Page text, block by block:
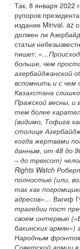
Так, 8 января 2022
рупоров
издание Minval. az
должен ли
статьи
пишет:
больше, чем
азербайджанской
вспомнить и с чем
Казахстана
Пражской весны,
тем более
(видимо, Тофига
столице
когда жертвами
данным, от 48 до
– до трехсот)
Rights Watch
полностью (или,
так как
адресов»… Вагиф
трагедии пост
своем интервью
бакинских армян»)
Народным